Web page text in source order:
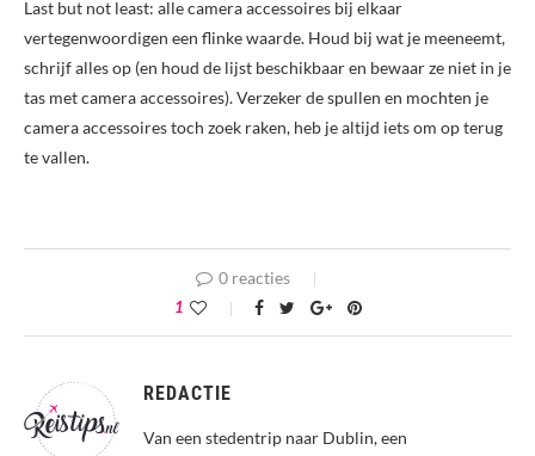
Last but not least: alle camera accessoires bij elkaar
vertegenwoordigen een flinke waarde. Houd bij wat je meeneemt,
schrijf alles op (en houd de lijst beschikbaar en bewaar ze niet in je
tas met camera accessoires). Verzeker de spullen en mochten je
camera accessoires toch zoek raken, heb je altijd iets om op terug
te vallen.
0 reacties
1
REDACTIE
Van een stedentrip naar Dublin, een